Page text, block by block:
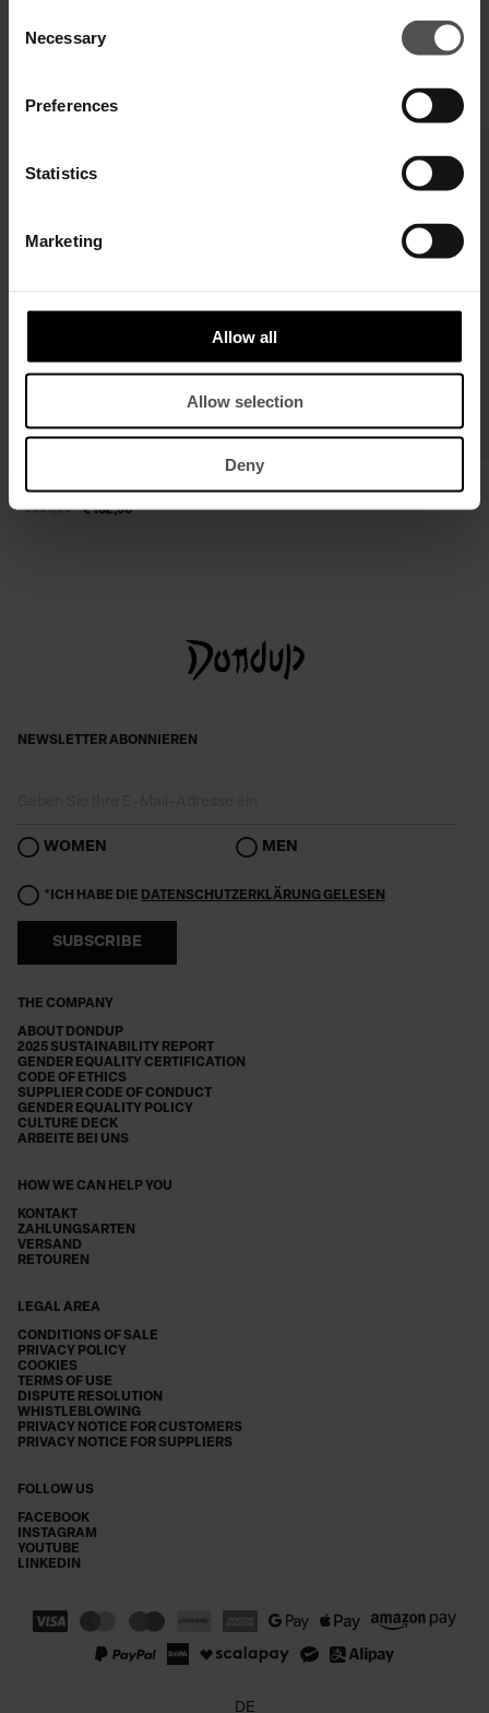
Selection
Necessary
Preferences
Statistics
Marketing
Allow all
Allow selection
Deny
VERVOLLSTÄNDIGEN SIE IHREN LOOK
transparentem Rippstrick
€ 182,00
€ 280,00
THE COMPANY
ABOUT DONDUP
2025 SUSTAINABILITY REPORT
GENDER EQUALITY CERTIFICATION
CODE OF ETHICS
SUPPLIER CODE OF CONDUCT
GENDER EQUALITY POLICY
CULTURE DECK
ARBEITE BEI UNS
HOW WE CAN HELP YOU
KONTAKT
ZAHLUNGSARTEN
VERSAND
RETOUREN
LEGAL AREA
CONDITIONS OF SALE
PRIVACY POLICY
COOKIES
TERMS OF USE
DISPUTE RESOLUTION
WHISTLEBLOWING
PRIVACY NOTICE FOR CUSTOMERS
PRIVACY NOTICE FOR SUPPLIERS
FOLLOW US
FACEBOOK
INSTAGRAM
YOUTUBE
LINKEDIN
NEWSLETTER ABONNIEREN
WOMEN MEN
*ICH HABE DIE DATENSCHUTZERKLÄRUNG GELESEN
SUBSCRIBE
DE